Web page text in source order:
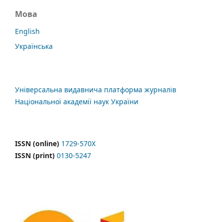
Мова
English
Українська
Універсальна видавнича платформа журналів
Національної академії наук України
ISSN (online) 1729-570X
ISSN (print) 0130-5247